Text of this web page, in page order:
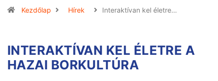
Kezdőlap Hírek Interaktívan kel életre…
INTERAKTÍVAN KEL ÉLETRE A
HAZAI BORKULTÚRA